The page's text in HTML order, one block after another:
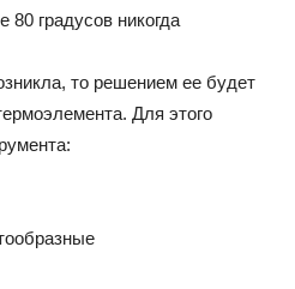
градусов никогда
то решением ее будет
Для этого